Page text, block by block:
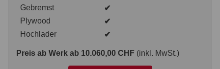
Gebremst
✔
Plywood
✔
Hochlader
✔
Preis ab Werk ab 10.060,00 CHF (inkl. MwSt.)